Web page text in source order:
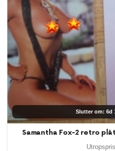
Slutter om: 6d
Samantha Fox-2 retro